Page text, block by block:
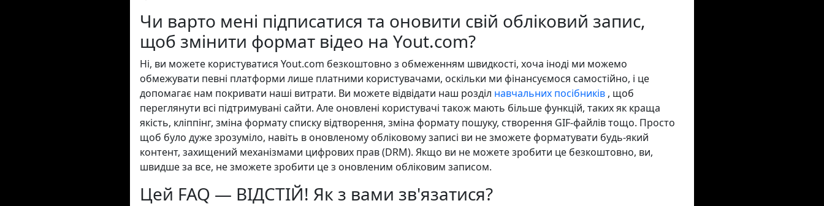
Чи варто мені підписатися та оновити свій обліковий запис,
щоб змінити формат відео на Yout.com?
Ні, ви можете користуватися Yout.com безкоштовно з обмеженням швидкості, хоча іноді ми можемо
обмежувати певні платформи лише платними користувачами, оскільки ми фінансуємося самостійно, і це
допомагає нам покривати наші витрати. Ви можете відвідати наш розділ навчальних посібників , щоб
переглянути всі підтримувані сайти. Але оновлені користувачі також мають більше функцій, таких як краща
якість, кліппінг, зміна формату списку відтворення, зміна формату пошуку, створення GIF-файлів тощо. Просто
щоб було дуже зрозуміло, навіть в оновленому обліковому записі ви не зможете форматувати будь-який
контент, захищений механізмами цифрових прав (DRM). Якщо ви не можете зробити це безкоштовно, ви,
швидше за все, не зможете зробити це з оновленим обліковим записом.
Цей FAQ — ВІДСТІЙ! Як з вами зв'язатися?